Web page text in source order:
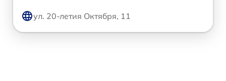
ул. 20-летия Октября, 11